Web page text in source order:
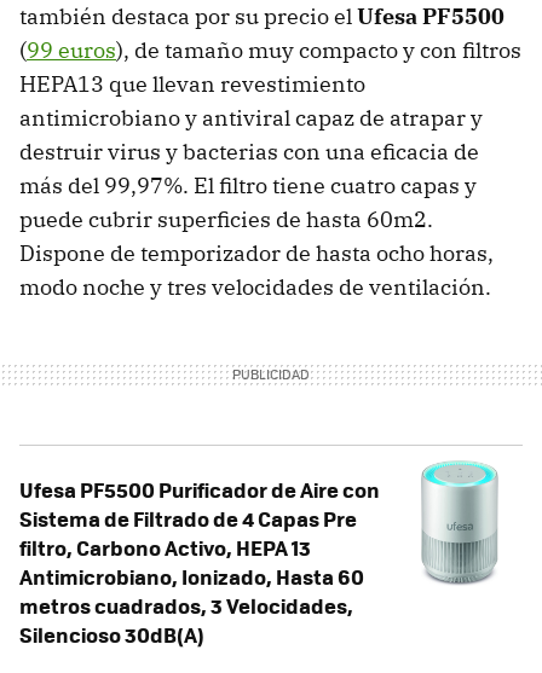
también destaca por su precio elUfesa PF5500
(99 euros), de tamaño muy compacto y con filtros
HEPA13 que llevan revestimiento
antimicrobiano y antiviral capaz de atrapar y
destruir virus y bacterias con una eficacia de
más del 99,97%. El filtro tiene cuatro capas y
puede cubrir superficies de hasta 60m2.
Dispone de temporizador de hasta ocho horas,
modo noche y tres velocidades de ventilación.
Ufesa PF5500 Purificador de Aire con
Sistema de Filtrado de 4 Capas Pre
filtro, Carbono Activo, HEPA 13
Antimicrobiano, Ionizado, Hasta 60
metros cuadrados, 3 Velocidades,
Silencioso 30dB(A)